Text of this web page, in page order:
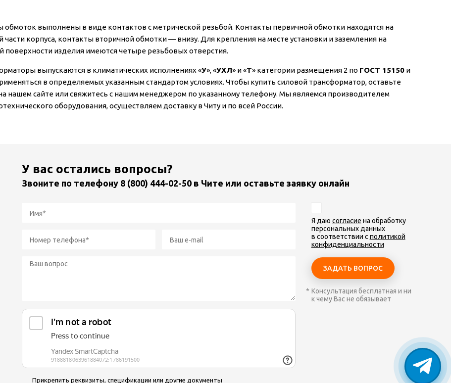
выполнены в виде контактов с метрической резьбой. Контакты первичной обмотки находятся на
части корпуса, контакты вторичной обмотки — внизу. Для крепления на месте установки и заземления на
поверхности изделия имеются четыре резьбовых отверстия.
выпускаются в климатических исполнениях «У», «УХЛ» и «Т» категории размещения 2 по ГОСТ 15150 и
в определяемых указанным стандартом условиях. Чтобы купить силовой трансформатор, оставьте
нашем сайте или свяжитесь с нашим менеджером по указанному телефону. Мы являемся производителем
оборудования, осуществляем доставку в Читу и по всей России.
У вас остались вопросы?
Звоните по телефону 8 (800) 444-02-50 в Чите или оставьте заявку онлайн
Прикрепить реквизиты, спецификации или другие документы
Я даю согласие на обработку
персональных данных
в соответствии с политикой
конфиденциальности
Консультация бесплатная и ни
к чему Вас не обязывает